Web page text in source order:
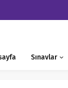
Sınavlar